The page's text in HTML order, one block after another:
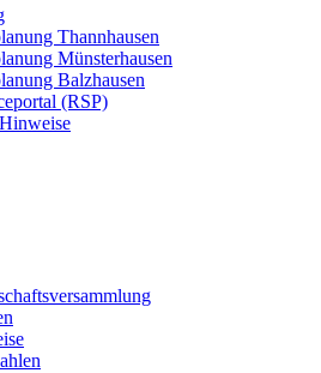
Thannhausen
Münsterhausen
Balzhausen
(RSP)